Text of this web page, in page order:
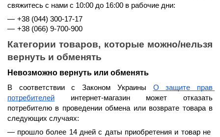
свяжитесь с нами с 10:00 до 16:00 в рабочие дни:
+38 (044) 300-17-17
+38 (066) 9-700-900
Категории товаров, которые можно/нельзя
вернуть и обменять
Невозможно вернуть или обменять
В соответствии с Законом Украины О защите прав
потребителей интернет-магазин может отказать
потребителю в проведении обмена или возврате товара в
следующих случаях:
прошло более 14 дней с даты приобретения и товар не